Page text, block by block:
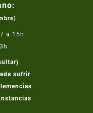
7 a 15h
sufrir